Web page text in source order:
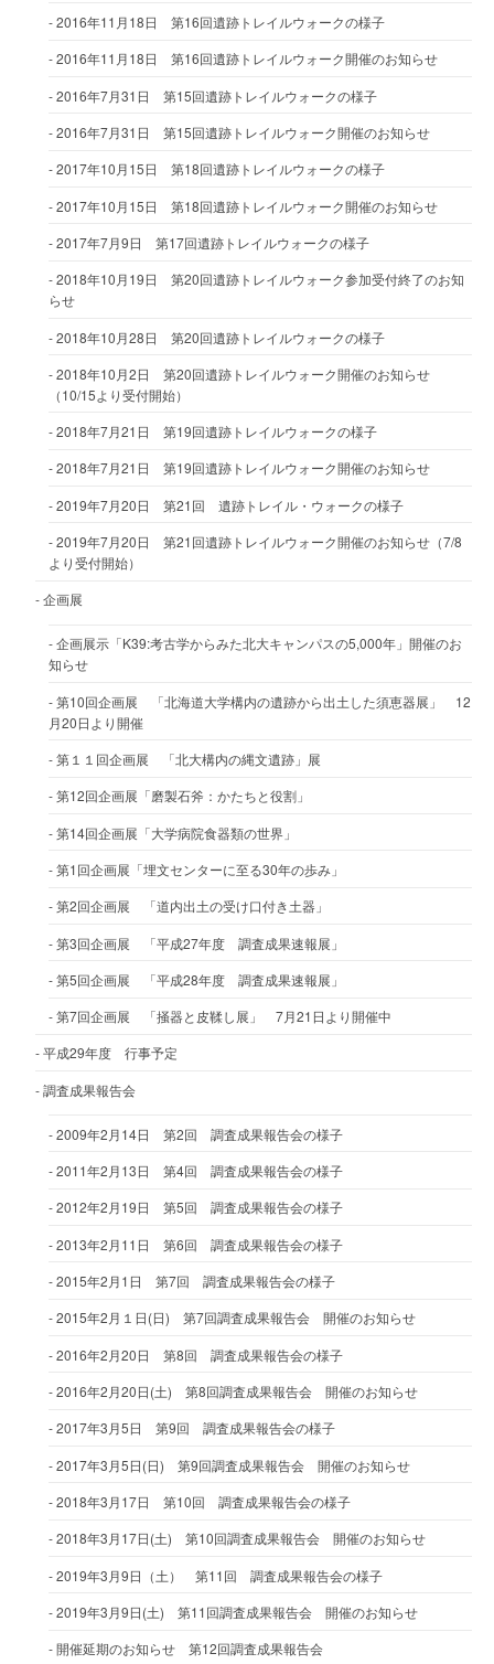
2016年11月18日 第16回遺跡トレイルウォークの様子
2016年11月18日 第16回遺跡トレイルウォーク開催のお知らせ
2016年7月31日 第15回遺跡トレイルウォークの様子
2016年7月31日 第15回遺跡トレイルウォーク開催のお知らせ
2017年10月15日 第18回遺跡トレイルウォークの様子
2017年10月15日 第18回遺跡トレイルウォーク開催のお知らせ
2017年7月9日 第17回遺跡トレイルウォークの様子
2018年10月19日 第20回遺跡トレイルウォーク参加受付終了のお知
らせ
2018年10月28日 第20回遺跡トレイルウォークの様子
2018年10月2日 第20回遺跡トレイルウォーク開催のお知らせ
（10/15より受付開始）
2018年7月21日 第19回遺跡トレイルウォークの様子
2018年7月21日 第19回遺跡トレイルウォーク開催のお知らせ
2019年7月20日 第21回 遺跡トレイル・ウォークの様子
2019年7月20日 第21回遺跡トレイルウォーク開催のお知らせ（7/8
より受付開始）
企画展
企画展示「K39:考古学からみた北大キャンパスの5,000年」開催のお
知らせ
第10回企画展 「北海道大学構内の遺跡から出土した須恵器展」 12
月20日より開催
第１１回企画展 「北大構内の縄文遺跡」展
第12回企画展「磨製石斧：かたちと役割」
第14回企画展「大学病院食器類の世界」
第1回企画展「埋文センターに至る30年の歩み」
第2回企画展 「道内出土の受け口付き土器」
第3回企画展 「平成27年度 調査成果速報展」
第5回企画展 「平成28年度 調査成果速報展」
第7回企画展 「掻器と皮鞣し展」 7月21日より開催中
平成29年度 行事予定
調査成果報告会
2009年2月14日 第2回 調査成果報告会の様子
2011年2月13日 第4回 調査成果報告会の様子
2012年2月19日 第5回 調査成果報告会の様子
2013年2月11日 第6回 調査成果報告会の様子
2015年2月1日 第7回 調査成果報告会の様子
2015年2月１日(日) 第7回調査成果報告会 開催のお知らせ
2016年2月20日 第8回 調査成果報告会の様子
2016年2月20日(土) 第8回調査成果報告会 開催のお知らせ
2017年3月5日 第9回 調査成果報告会の様子
2017年3月5日(日) 第9回調査成果報告会 開催のお知らせ
2018年3月17日 第10回 調査成果報告会の様子
2018年3月17日(土) 第10回調査成果報告会 開催のお知らせ
2019年3月9日（土） 第11回 調査成果報告会の様子
2019年3月9日(土) 第11回調査成果報告会 開催のお知らせ
開催延期のお知らせ 第12回調査成果報告会